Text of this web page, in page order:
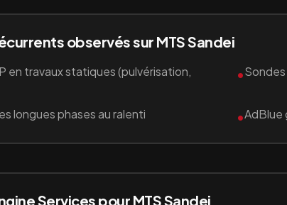
observés sur MTS Sandei
en travaux statiques (pulvérisation,
•
longues phases au ralenti •AdBlue
Services pour MTS Sandei